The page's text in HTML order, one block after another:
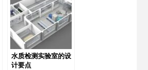
水质检测实验室的设
计要点